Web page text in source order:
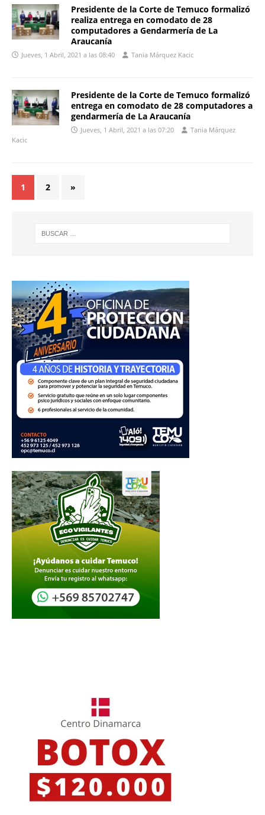
Presidente de la Corte de Temuco formalizó
realiza entrega en comodato de 28
computadores a Gendarmería de La
Araucanía
Jueves, 1 Abril, 2021 a las 08:40 Tania Márquez Kacic
Presidente de la Corte de Temuco formalizó
entrega en comodato de 28 computadores a
gendarmería de La Araucanía
Jueves, 1 Abril, 2021 a las 07:20
Tania Márquez
Kacic
1 2 »